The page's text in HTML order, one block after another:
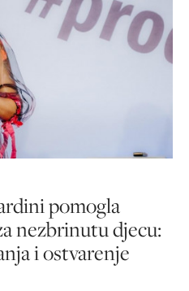
pomogla
nezbrinutu djecu:
i ostvarenje